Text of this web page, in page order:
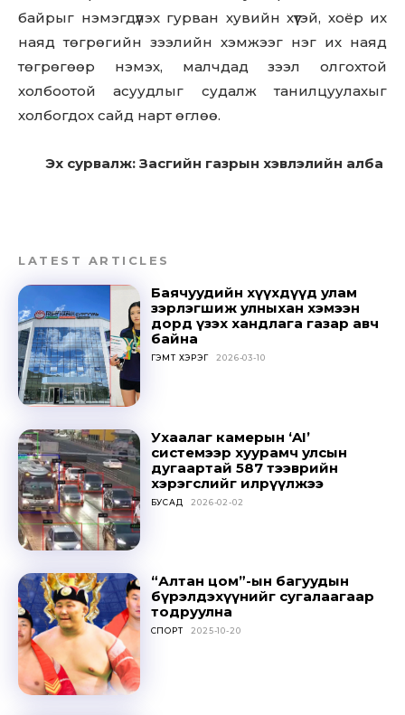
Sing up for our newsletter
to stay in the loop.
байрыг нэмэгдүүлэх гурван хувийн хүүтэй, хоёр их
наяд төгрөгийн зээлийн хэмжээг нэг их наяд
төгрөгөөр нэмэх, малчдад зээл олгохтой
холбоотой асуудлыг судалж танилцуулахыг
холбогдох сайд нарт өглөө.
Эх сурвалж: Засгийн газрын хэвлэлийн алба
LATEST ARTICLES
Баячуудийн хүүхдүүд улам
зэрлэгшиж улныхан хэмээн
дорд үзэх хандлага газар авч
байна
ГЭМТ ХЭРЭГ 2026-03-10
Ухаалаг камерын ‘AI’
системээр хуурамч улсын
дугаартай 587 тээврийн
хэрэгслийг илрүүлжээ
БУСАД 2026-02-02
“Алтан цом”-ын багуудын
бүрэлдэхүүнийг сугалаагаар
тодруулна
СПОРТ 2025-10-20